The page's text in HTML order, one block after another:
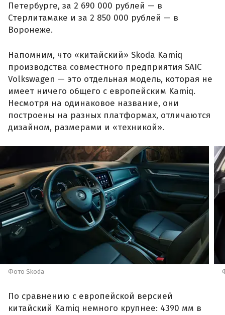
Петербурге, за 2 690 000 рублей — в
Стерлитамаке и за 2 850 000 рублей — в
Воронеже.
Напомним, что «китайский» Skoda Kamiq
производства совместного предприятия SAIC
Volkswagen — это отдельная модель, которая не
имеет ничего общего с европейским Kamiq.
Несмотря на одинаковое название, они
построены на разных платформах, отличаются
дизайном, размерами и «техникой».
Фото Skoda
По сравнению с европейской версией
китайский Kamiq немного крупнее: 4390 мм в